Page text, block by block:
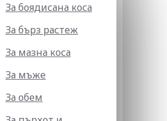
За боядисана коса
За бърз растеж
За мазна коса
За мъже
За обем